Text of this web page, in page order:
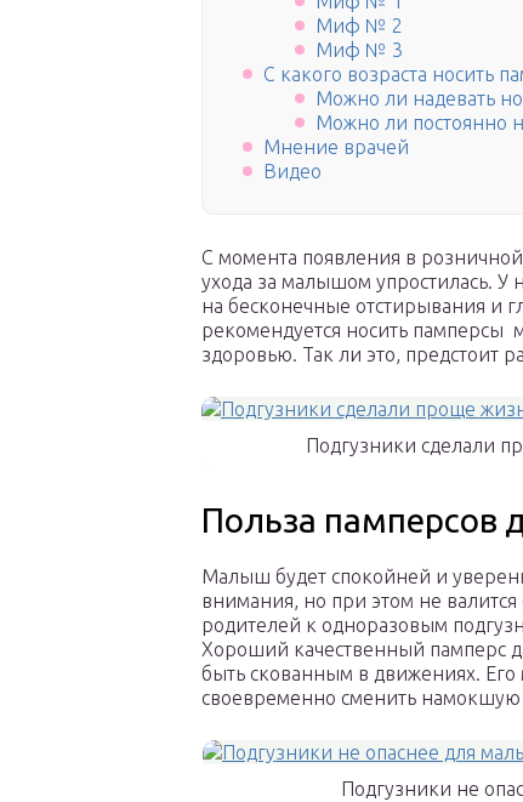
Миф № 2
Миф № 3
С какого возраста носить
Можно ли надевать
Можно ли постоянно
Мнение врачей
Видео
С момента появления в
ухода за малышом упростилась. У
на бесконечные отстирывания и
рекомендуется носить памперсы
здоровью. Так ли это, предстоит
Подгузники сделали
Польза памперсов
Малыш будет спокойней и
внимания, но при этом не
родителей к одноразовым
Хороший качественный памперс
быть скованным в движениях. Его
своевременно сменить
Подгузники не